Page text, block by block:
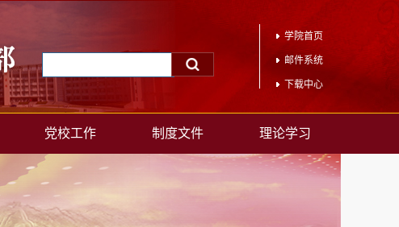
学院首页
邮件系统
下载中心
党校工作 制度文件 理论学习